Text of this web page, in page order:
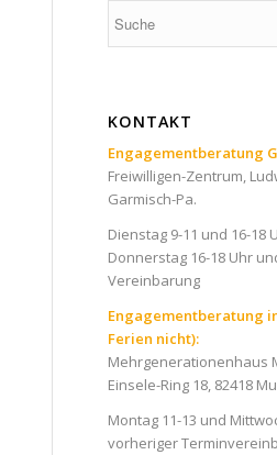
KONTAKT
Engagementberatung
Freiwilligen-Zentrum,
Garmisch-Pa.
Dienstag 9-11 und 16-18
Donnerstag 16-18 Uhr
Vereinbarung
Engagementberatung
Ferien nicht):
Mehrgenerationenhaus
Einsele-Ring 18, 82418
Montag 11-13 und
vorheriger